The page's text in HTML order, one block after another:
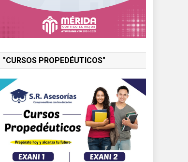
"CURSOS PROPEDÉUTICOS"